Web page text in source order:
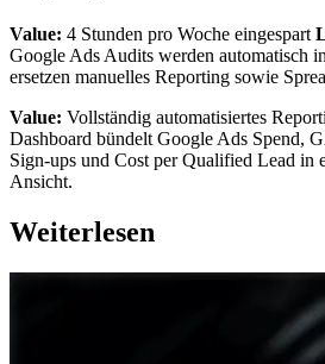
Value: 4 Stunden pro Woche eingespart
Google Ads Audits werden automatisch
ersetzen manuelles Reporting sowie
Value: Vollständig automatisiertes
Dashboard bündelt Google Ads Spend,
Sign-ups und Cost per Qualified Lead in
Ansicht.
Weiterlesen